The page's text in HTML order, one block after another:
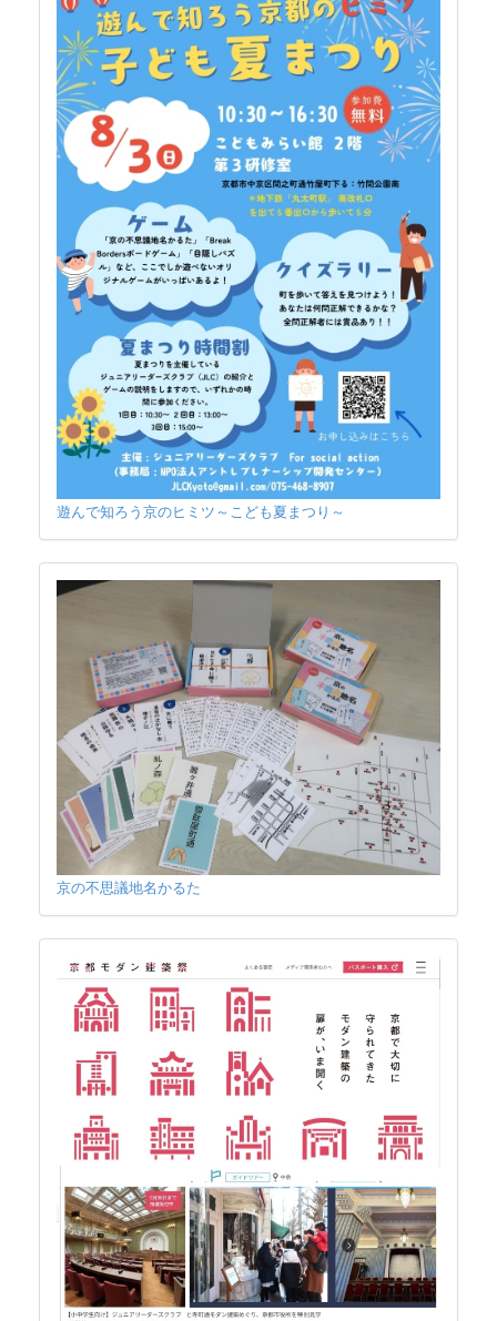
遊んで知ろう京のヒミツ～こども夏まつり～
京の不思議地名かるた